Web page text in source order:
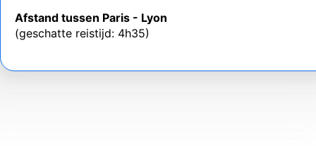
Afstand tussen Paris - Lyon
(geschatte reistijd: 4h35)